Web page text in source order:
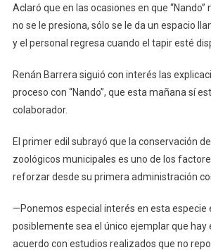
Aclaró que en las ocasiones en que “Nando”
no se le presiona, sólo se le da un espacio
y el personal regresa cuando el tapir esté
Renán Barrera siguió con interés las
proceso con “Nando”, que esta mañana sí
colaborador.
El primer edil subrayó que la conservación
zoológicos municipales es uno de los
reforzar desde su primera administración
—Ponemos especial interés en esta especie
posiblemente sea el único ejemplar que hay
acuerdo con estudios realizados que no